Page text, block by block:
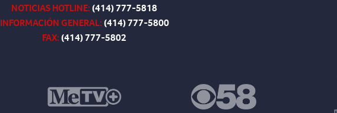
NOTICIAS HOTLINE:(414) 777-5818
INFORMACIÓN GENERAL:(414) 777-5800
FAX:(414) 777-5802